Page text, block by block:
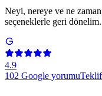
Neyi, nereye ve ne
seçeneklerle geri dönelim.
4.9
102 Google yorumu